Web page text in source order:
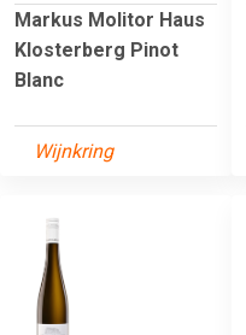
Markus Molitor Haus
Klosterberg Pinot
Blanc
Wijnkring